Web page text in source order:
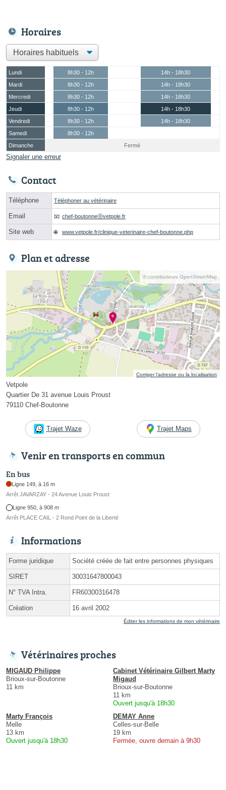
Horaires
Lundi 8h30 - 12h
14h - 18h30
Mardi
8h30 - 12h
14h - 18h30
Mercredi
8h30 - 12h
14h - 18h30
Jeudi
8h30 - 12h
14h - 18h30
Vendredi
8h30 - 12h
14h - 18h30
Samedi
8h30 - 12h
Dimanche
Fermé
Signaler une erreur
Contact
Téléphone Téléphoner au vétérinaire
Email chef-boutonneⓐvetpole.fr
Site web www.vetpole.fr/clinique-veterinaire-chef-boutonne.php
Plan et adresse
© contributeurs OpenStreetMap
Corriger l’adresse ou la localisation
Vetpole
Quartier De 31 avenue Louis Proust
79110 Chef-Boutonne
Trajet Waze Trajet Maps
Venir en transports en commun
En bus
Ligne 149, à 16 m
Arrêt JAVARZAY - 24 Avenue Louis Proust
Ligne 950, à 908 m
Arrêt PLACE CAIL - 2 Rond Point de la Liberté
Informations
Forme juridique Société créée de fait entre personnes physiques
SIRET 30031647800043
N° TVA Intra. FR60300316478
Création 16 avril 2002
Éditer les informations de mon vétérinaire
Vétérinaires proches
MIGAUD Philippe
Brioux-sur-Boutonne
11 km
Cabinet Vétérinaire Gilbert Marty
Migaud
Brioux-sur-Boutonne
11 km
Ouvert jusqu'à 18h30
Marty François
Melle
13 km
Ouvert jusqu'à 18h30
DEMAY Anne
Celles-sur-Belle
19 km
Fermée, ouvre demain à 9h30